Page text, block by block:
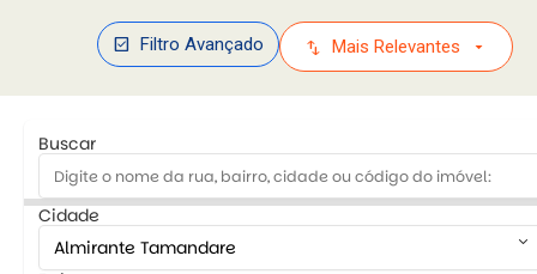
check_box Filtro Avançado swap_vert Mais Relevantes arrow_drop_down
Buscar
Cidade
keyboard_arrow_down